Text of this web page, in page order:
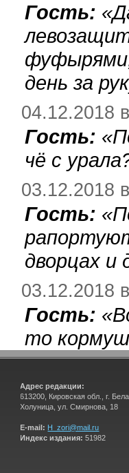
Гость: «
день за
04.12.2018
Гость: «
чё с
03.12.2018
Гость: «
дворцах
03.12.2018
Гость: «
то
Адрес редакции:
613200, Кировская обл., г.
Холуница, ул. Смирнова, 18
E-mail: H_zori@mail.ru
Индекс издания: 51982